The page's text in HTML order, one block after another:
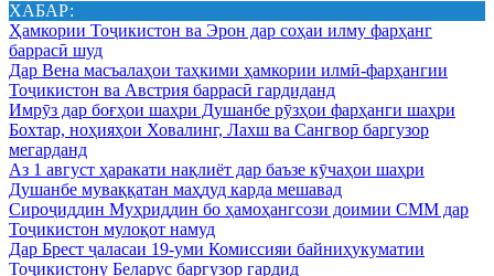
ХАБАР:
Ҳамкории Тоҷикистон ва Эрон дар соҳаи илму фарҳанг
баррасӣ шуд
Дар Вена масъалаҳои таҳкими ҳамкории илмӣ-фарҳангии
Тоҷикистон ва Австрия баррасӣ гардиданд
Имрӯз дар боғҳои шаҳри Душанбе рӯзҳои фарҳанги шаҳри
Бохтар, ноҳияҳои Ховалинг, Лахш ва Сангвор баргузор
мегарданд
Аз 1 август ҳаракати нақлиёт дар баъзе кӯчаҳои шаҳри
Душанбе муваққатан маҳдуд карда мешавад
Сироҷиддин Муҳриддин бо ҳамоҳангсози доимии СММ дар
Тоҷикистон мулоқот намуд
Дар Брест ҷаласаи 19-уми Комиссияи байниҳукуматии
Тоҷикистону Беларус баргузор гардид